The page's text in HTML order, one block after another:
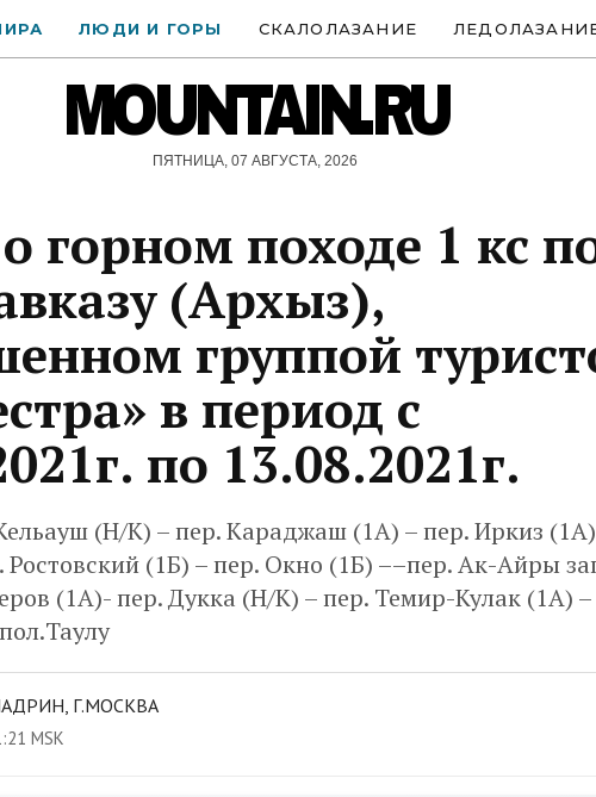
ЛЮДИ И ГОРЫ СКАЛОЛАЗАНИЕ
MOUNTAIN.RU
ПЯТНИЦА, 07 АВГУСТА, 2026
горном походе 1 кс
(Архыз),
группой
в период с
по 13.08.2021г.
(Н/К) – пер. Караджаш (1А) – пер. Иркиз
Ростовский (1Б) – пер. Окно (1Б) ––пер. Ак-Айры
(1А)- пер. Дукка (Н/К) – пер. Темир-Кулак (1А) –
Г.МОСКВА
MSK